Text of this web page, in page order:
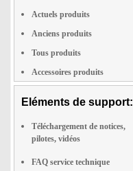
Actuels produits
Anciens produits
Tous produits
Accessoires produits
Eléments de support:
Téléchargement de notices,
pilotes, vidéos
FAQ service technique